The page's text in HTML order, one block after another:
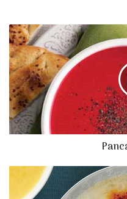
Pancar
Çorbası
Fasulye
Çorbası